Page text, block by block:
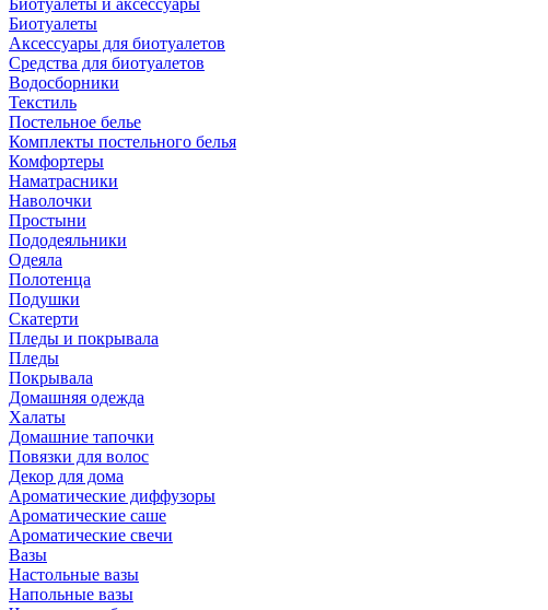
Биотуалеты и аксессуары
Биотуалеты
Аксессуары для биотуалетов
Средства для биотуалетов
Водосборники
Текстиль
Постельное белье
Комплекты постельного белья
Комфортеры
Наматрасники
Наволочки
Простыни
Пододеяльники
Одеяла
Полотенца
Подушки
Скатерти
Пледы и покрывала
Пледы
Покрывала
Домашняя одежда
Халаты
Домашние тапочки
Повязки для волос
Декор для дома
Ароматические диффузоры
Ароматические саше
Ароматические свечи
Вазы
Настольные вазы
Напольные вазы